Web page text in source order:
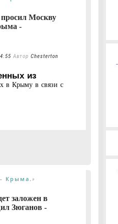
Москву
-
Автор Chesterton
из
в Крыму в связи с
Крыма. »
заложен в
Зюганов -